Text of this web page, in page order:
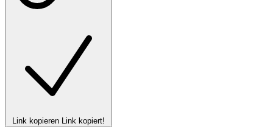
Link kopieren Link kopiert!